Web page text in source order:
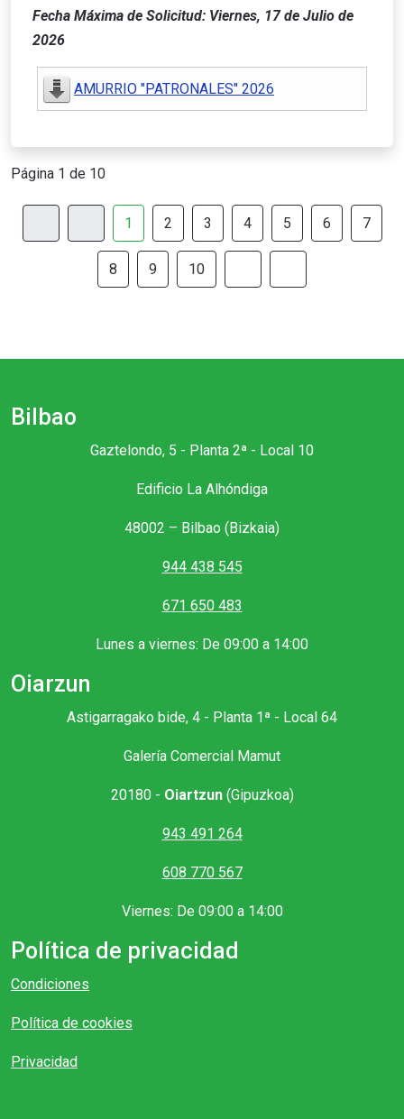
Fecha Máxima de Solicitud: Viernes, 17 de Julio de
2026
AMURRIO "PATRONALES" 2026
Página 1 de 10
1 2 3 4 5 6 7
8 9 10
Bilbao
Gaztelondo, 5 - Planta 2ª - Local 10
Edificio La Alhóndiga
48002 – Bilbao (Bizkaia)
944 438 545
671 650 483
Lunes a viernes: De 09:00 a 14:00
Oiarzun
Astigarragako bide, 4 - Planta 1ª - Local 64
Galería Comercial Mamut
20180 - Oiartzun(Gipuzkoa)
943 491 264
608 770 567
Viernes: De 09:00 a 14:00
Política de privacidad
Condiciones
Política de cookies
Privacidad